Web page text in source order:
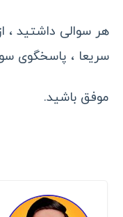
هر سوالی داشتید ،
سریعا ، پاسخگوی
موفق باشید.